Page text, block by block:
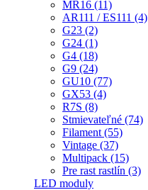
MR16 (11)
AR111 / ES111 (4)
G23 (2)
G24 (1)
G4 (18)
G9 (24)
GU10 (77)
GX53 (4)
R7S (8)
Stmievateľné (74)
Filament (55)
Vintage (37)
Multipack (15)
Pre rast rastlín (3)
LED moduly